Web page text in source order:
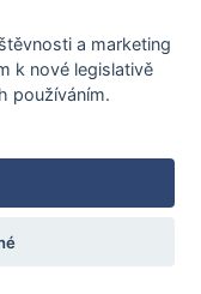
Aplikace
Recenze
a marketing
k nové legislativě
používáním.